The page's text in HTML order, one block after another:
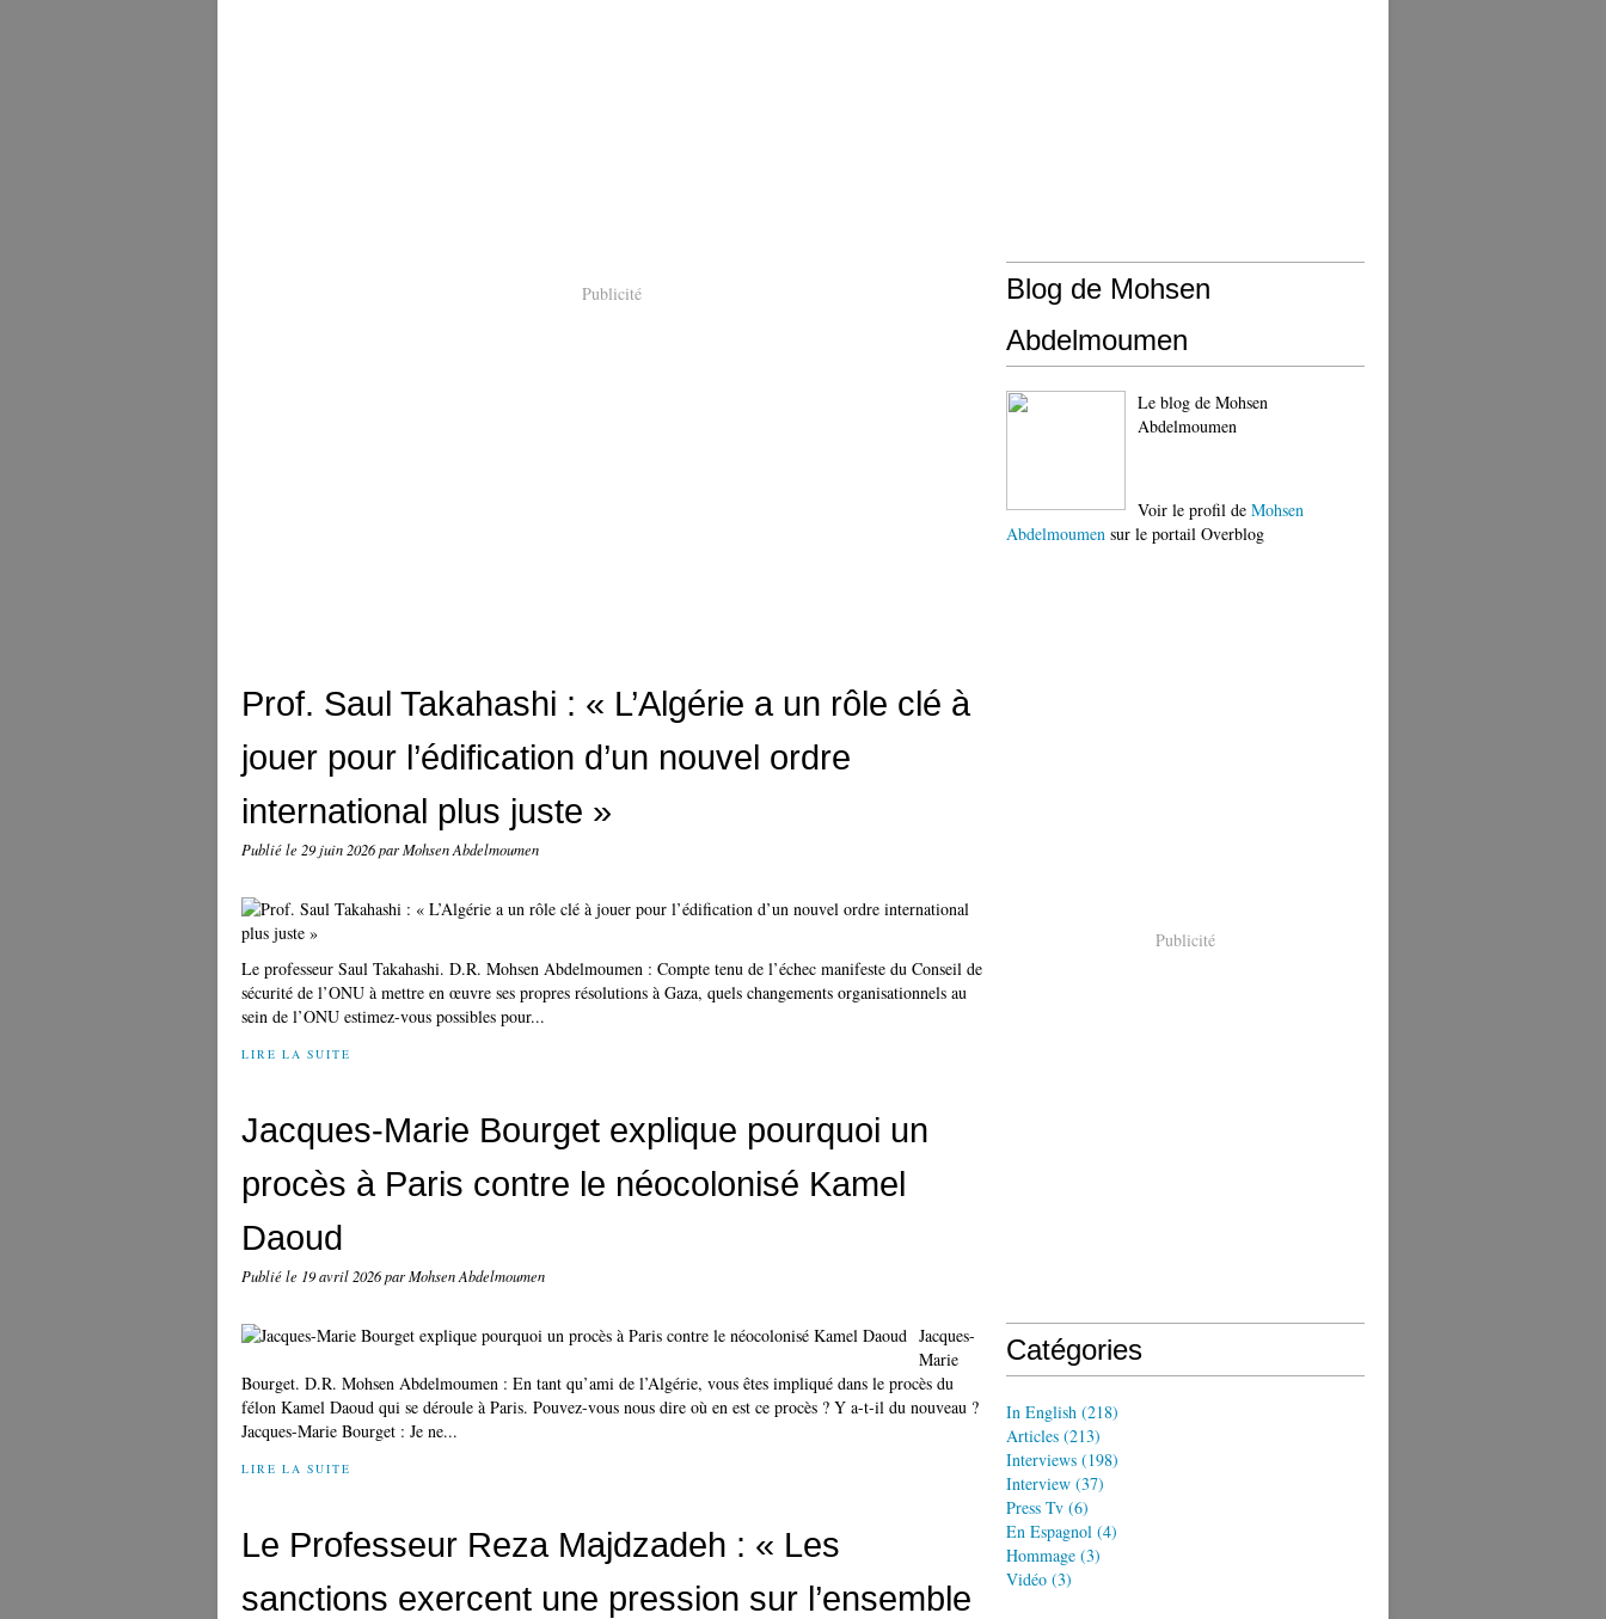
Publicité
Prof. Saul Takahashi : « L’Algérie a un rôle clé à
jouer pour l’édification d’un nouvel ordre
international plus juste »
Publié le 29 juin 2026par Mohsen Abdelmoumen
Le professeur Saul Takahashi. D.R. Mohsen Abdelmoumen : Compte tenu de l’échec manifeste du Conseil de
sécurité de l’ONU à mettre en œuvre ses propres résolutions à Gaza, quels changements organisationnels au
sein de l’ONU estimez-vous possibles pour...
LIRE LA SUITE
Jacques-Marie Bourget explique pourquoi un
procès à Paris contre le néocolonisé Kamel
Daoud
Publié le 19 avril 2026par Mohsen Abdelmoumen
Jacques-
Marie
Bourget. D.R. Mohsen Abdelmoumen : En tant qu’ami de l’Algérie, vous êtes impliqué dans le procès du
félon Kamel Daoud qui se déroule à Paris. Pouvez-vous nous dire où en est ce procès ? Y a-t-il du nouveau ?
Jacques-Marie Bourget : Je ne...
LIRE LA SUITE
Le Professeur Reza Majdzadeh : « Les
sanctions exercent une pression sur l’ensemble
Blog de Mohsen
Abdelmoumen
Le blog de Mohsen
Abdelmoumen
Voir le profil de Mohsen
Abdelmoumen sur le portail Overblog
Publicité
Catégories
In English (218)
Articles (213)
Interviews (198)
Interview (37)
Press Tv (6)
En Espagnol (4)
Hommage (3)
Vidéo (3)